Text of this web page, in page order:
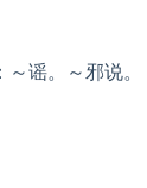
谣。～邪说。